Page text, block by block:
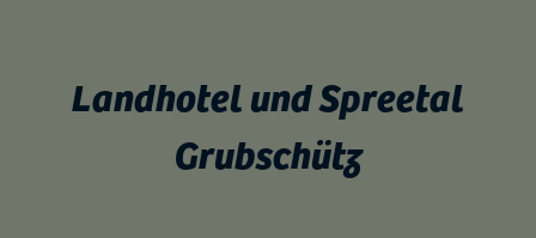
Landhotel und Spreetal
Grubschütz